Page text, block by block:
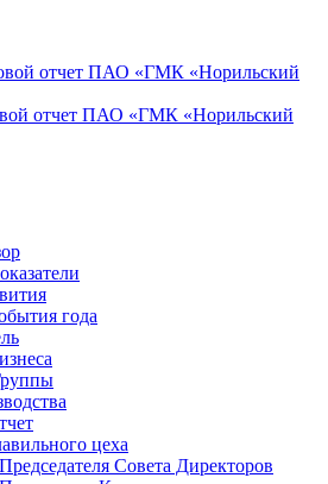
отчет ПАО «ГМК «Норильский
отчет ПАО «ГМК «Норильский
года
цеха
Совета Директоров